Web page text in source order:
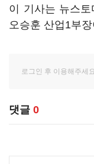
이 기사는 뉴스
오승훈 산업1부
댓글 0